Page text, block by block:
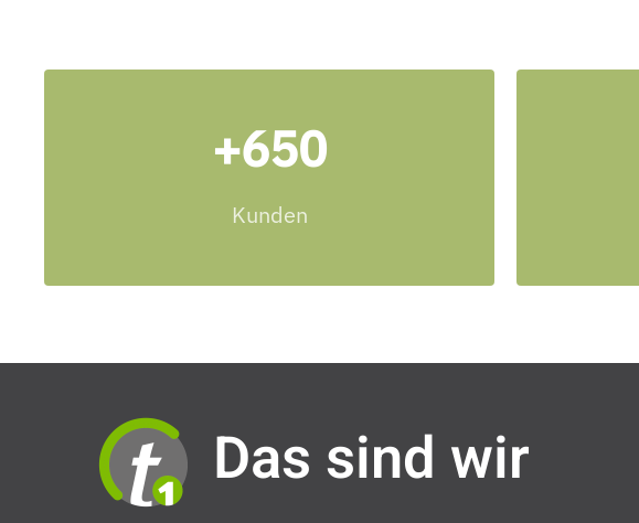
+650
Kunden
Das sind wir